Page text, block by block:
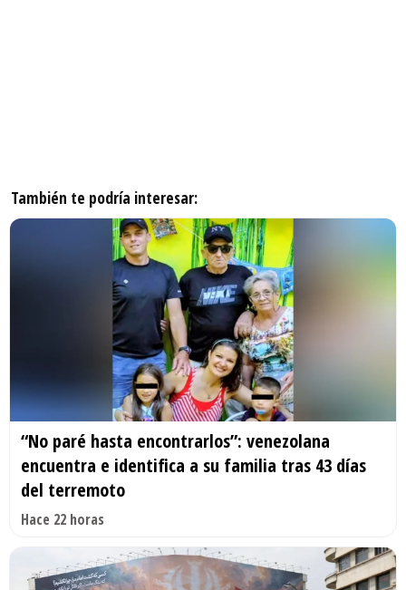
También te podría interesar:
“No paré hasta encontrarlos”: venezolana
encuentra e identifica a su familia tras 43 días
del terremoto
Hace 22 horas